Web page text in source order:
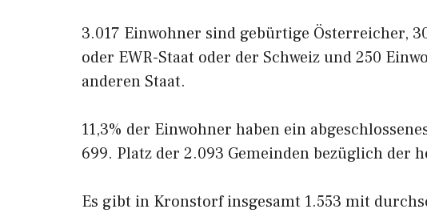
3.017 Einwohner sind gebürtige Österreicher,
oder EWR-Staat oder der Schweiz und 250
anderen Staat.
11,3% der Einwohner haben ein
699. Platz der 2.093 Gemeinden bezüglich der
Es gibt in Kronstorf insgesamt 1.553 mit